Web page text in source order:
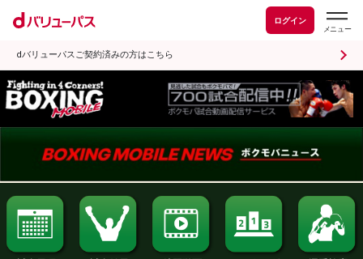
ログイン
dバリューパスご契約済みの方はこちら